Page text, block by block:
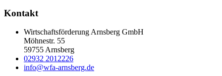
Kontakt
Wirtschaftsförderung Arnsberg GmbH
Möhnestr. 55
59755 Arnsberg
02932 2012226
info@wfa-arnsberg.de